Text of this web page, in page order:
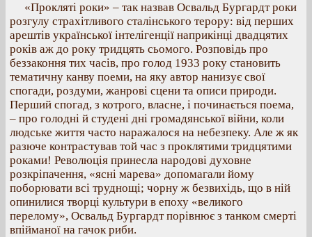
«Прокляті роки» – так назвав Освальд Бургардт роки
розгулу страхітливого сталінського терору: від перших
арештів української інтелігенції наприкінці двадцятих
років аж до року тридцять сьомого. Розповідь про
беззаконня тих часів, про голод 1933 року становить
тематичну канву поеми, на яку автор нанизує свої
спогади, роздуми, жанрові сцени та описи природи.
Перший спогад, з котрого, власне, і починається поема,
– про голодні й студені дні громадянської війни, коли
людське життя часто наражалося на небезпеку. Але ж як
разюче контрастував той час з проклятими тридцятими
роками! Революція принесла народові духовне
розкріпачення, «ясні марева» допомагали йому
поборювати всі труднощі; чорну ж безвихідь, що в ній
опинилися творці культури в епоху «великого
перелому», Освальд Бургардт порівнює з танком смерті
впійманої на гачок риби.